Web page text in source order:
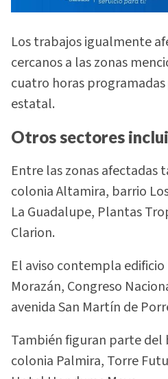
Los trabajos igualmente
cercanos a las zonas
cuatro horas
estatal.
Otros sectores
Entre las zonas afectadas
colonia Altamira, barrio
La Guadalupe, Plantas
Clarion.
El aviso contempla
Morazán, Congreso
avenida San Martín de
También figuran parte del
colonia Palmira, Torre